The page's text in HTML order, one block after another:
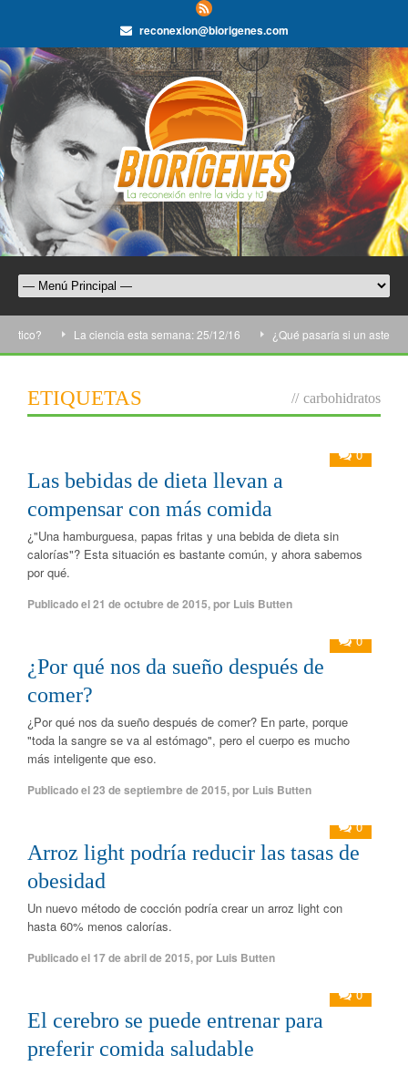
reconexion@biorigenes.com
La ciencia esta semana: 25/12/16 ¿Qué pasaría si un asteroide
ETIQUETAS // carbohidratos
0
Las bebidas de dieta llevan a
compensar con más comida
¿"Una hamburguesa, papas fritas y una bebida de dieta sin
calorías"? Esta situación es bastante común, y ahora sabemos
por qué.
Publicado el21 de octubre de 2015,por Luis Butten
0
¿Por qué nos da sueño después de
comer?
¿Por qué nos da sueño después de comer? En parte, porque
"toda la sangre se va al estómago", pero el cuerpo es mucho
más inteligente que eso.
Publicado el23 de septiembre de 2015,por Luis Butten
0
Arroz light podría reducir las tasas de
obesidad
Un nuevo método de cocción podría crear un arroz light con
hasta 60% menos calorías.
Publicado el 17 de abril de 2015,por Luis Butten
0
El cerebro se puede entrenar para
preferir comida saludable